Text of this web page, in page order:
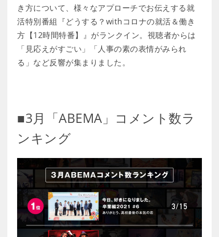
き方について、様々なアプローチでお伝えする就
活特別番組『どうする？withコロナの就活＆働き
方【12時間特番】』がランクイン。視聴者からは
「見応えがすごい」「人事の素の表情がみられ
る」など反響が集まりました。
■3月「ABEMA」コメント数ラ
ンキング